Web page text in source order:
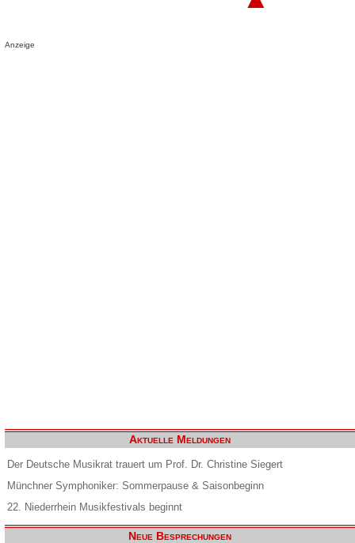
Anzeige
Aktuelle Meldungen
Der Deutsche Musikrat trauert um Prof. Dr. Christine Siegert
Münchner Symphoniker: Sommerpause & Saisonbeginn
22. Niederrhein Musikfestivals beginnt
Neue Besprechungen